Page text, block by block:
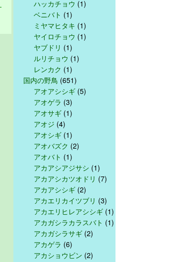
ハッカチョウ (1)
ベニバト (1)
ミヤマヒタキ (1)
ヤイロチョウ (1)
ヤブドリ (1)
ルリチョウ (1)
レンカク (1)
国内の野鳥 (651)
アオアシシギ (5)
アオゲラ (3)
アオサギ (1)
アオジ (4)
アオシギ (1)
アオバズク (2)
アオバト (1)
アカアシアジサシ (1)
アカアシカツオドリ (7)
アカアシシギ (2)
アカエリカイツブリ (3)
アカエリヒレアシシギ (1)
アカガシラカラスバト (1)
アカガシラサギ (2)
アカゲラ (6)
アカショウビン (2)